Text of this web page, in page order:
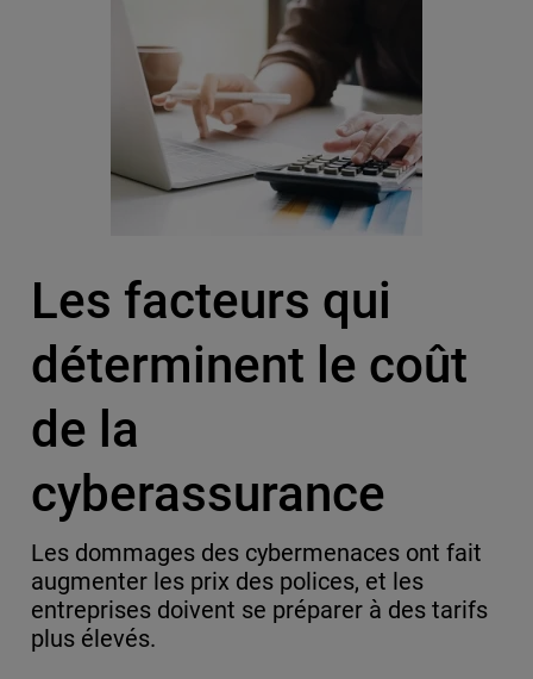
Les facteurs qui
déterminent le coût
de la
cyberassurance
Les dommages des cybermenaces ont fait
augmenter les prix des polices, et les
entreprises doivent se préparer à des tarifs
plus élevés.